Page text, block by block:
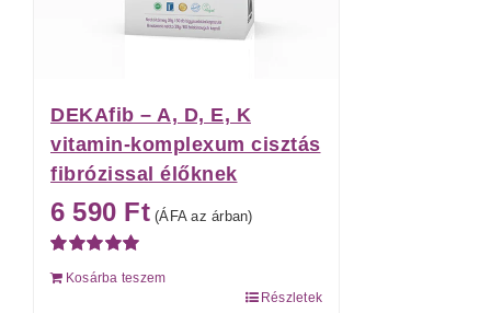
DEKAfib – A, D, E, K
vitamin-komplexum cisztás
fibrózissal élőknek
Értékelés:
5.00/ 5
6 590 Ft (ÁFA az árban)
Kosárba teszem
Részletek